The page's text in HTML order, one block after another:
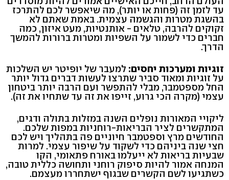
עד לזמן זה (פחות או יותר), מה שיאפשר לכם להתרכז
בהשגת מטרות והגשמה עצמית. באמת שאתם לא
זקוקים להרבה, טלאים - אותנטיות, מעט איזון, כמה
חברים כדי לשמור על השפיות ומטרות ברורות להמשך
הדרך.
זוגיות ומערכות יחסים: למעבר של יופיטר יש השלכות
על זוגיות ומאוד סביר שתרצו לעשות דברים גדול יותר
החל מספטמבר, מבלי להתפשר ועם הרבה יותר ביטחון
עצמי (מקרה הכי גרוע, זייפו את זה עד שתחיו את זה).
ליקויי המאורות נופלים השנה במזלות בתולה ודגים,
המתקשרים לציר הבריאות-רוחניות במפות שלכם.
החודשים מרץ וספטמבר חיוניים פה בתהליך ויש לכם
חצי שנה ביניהם כדי לשקוד על שיפור עצמי. למרות
שבעיות בריאות לא ייעלמו באורח פתאומי, הקו
המנחה אמור להיות סיפוק רוחני ותחושה כללית טובה,
כשתגיעו לשם הקשרים שבגוף ישתחררו מעצמם.